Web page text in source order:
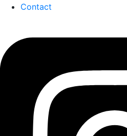
Contact